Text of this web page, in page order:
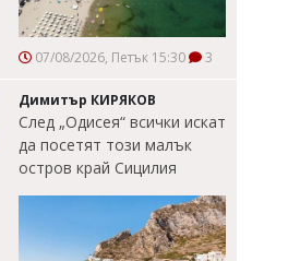
07/08/2026, Петък 15:30 3
Димитър КИРЯКОВ
След „Одисея“ всички искат
да посетят този малък
остров край Сицилия